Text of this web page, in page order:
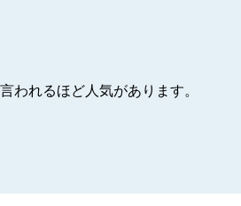
われるほど人気があります。